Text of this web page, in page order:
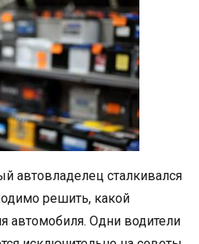
автовладелец сталкивался
решить, какой
автомобиля. Одни водители